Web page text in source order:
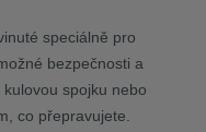
speciálně pro
bezpečnosti a
spojku nebo
co přepravujete.